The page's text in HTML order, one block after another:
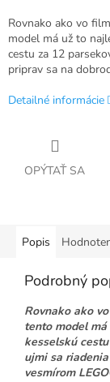
Rovnako ako vo
model má už to
cestu za 12
priprav sa na
Detailné informácie
OPÝTAŤ SA
Popis
Podrobný
Rovnako ako
tento model
kesselskú
ujmi sa
vesmírom